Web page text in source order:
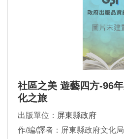
社區之美 遊藝四方-96
化之旅
出版單位： 屏東縣政府
作/編/譯者：屏東縣政府文化局